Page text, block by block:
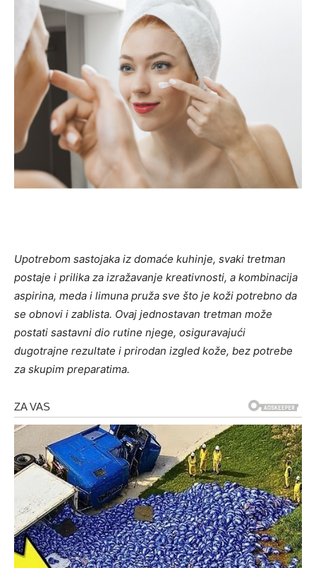
Upotrebom sastojaka iz domaće kuhinje, svaki tretman
postaje i prilika za izražavanje kreativnosti, a kombinacija
aspirina, meda i limuna pruža sve što je koži potrebno da
se obnovi i zablista. Ovaj jednostavan tretman može
postati sastavni dio rutine njege, osiguravajući
dugotrajne rezultate i prirodan izgled kože, bez potrebe
za skupim preparatima.